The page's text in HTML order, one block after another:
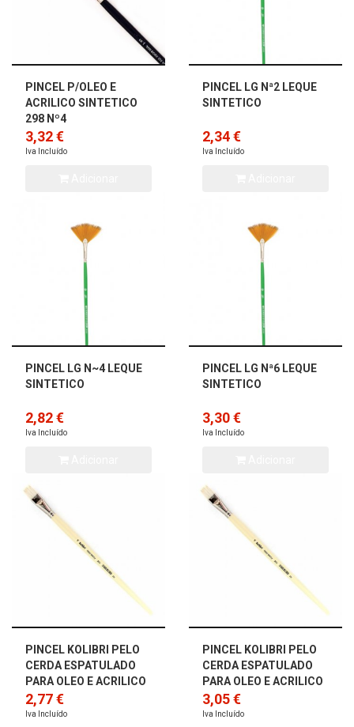
PINCEL P/OLEO E
ACRILICO SINTETICO
298 Nº4
3,32 €
Iva Incluído
PINCEL LG Nª2 LEQUE
SINTETICO
2,34 €
Iva Incluído
PINCEL LG N~4 LEQUE
SINTETICO
2,82 €
Iva Incluído
PINCEL LG Nª6 LEQUE
SINTETICO
3,30 €
Iva Incluído
PINCEL KOLIBRI PELO
CERDA ESPATULADO
PARA OLEO E ACRILICO
2012/02
2,77 €
Iva Incluído
PINCEL KOLIBRI PELO
CERDA ESPATULADO
PARA OLEO E ACRILICO
2012/04
3,05 €
Iva Incluído